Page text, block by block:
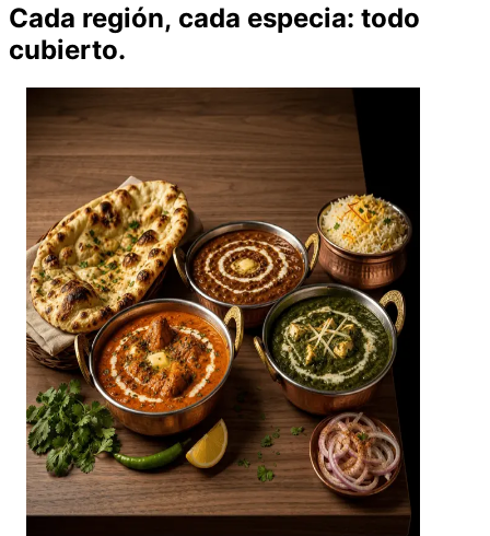
Cada región, cada especia: todo
cubierto.